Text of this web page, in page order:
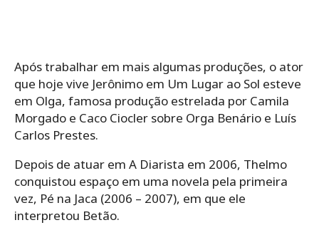
Após trabalhar em mais algumas produções, o ator
que hoje vive Jerônimo em Um Lugar ao Sol esteve
em Olga, famosa produção estrelada por Camila
Morgado e Caco Ciocler sobre Orga Benário e Luís
Carlos Prestes.
Depois de atuar em A Diarista em 2006, Thelmo
conquistou espaço em uma novela pela primeira
vez, Pé na Jaca (2006 – 2007), em que ele
interpretou Betão.